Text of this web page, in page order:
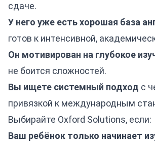
сдаче.
У него уже есть хорошая база
готов к интенсивной,
Он мотивирован на глубокое
не боится сложностей.
Вы ищете системный подход с
привязкой к международным
Выбирайте Oxford Solutions, если:
Ваш ребёнок только начинает